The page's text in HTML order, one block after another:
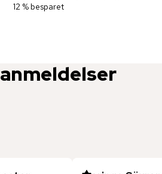
12 % besparet
anmeldelser